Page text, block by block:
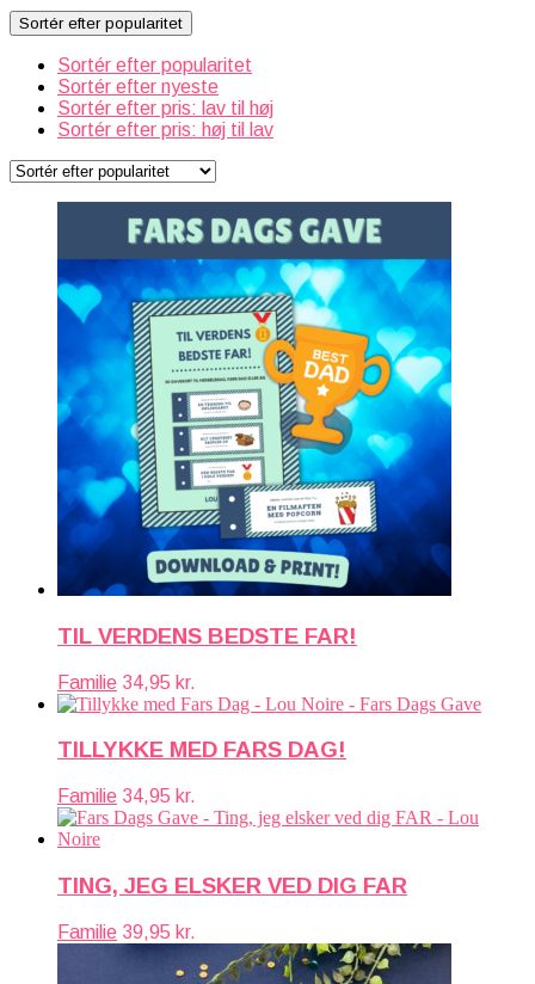
Sortér efter popularitet
Sortér efter popularitet
Sortér efter nyeste
Sortér efter pris: lav til høj
Sortér efter pris: høj til lav
TIL VERDENS BEDSTE FAR!
Familie 34,95 kr.
TILLYKKE MED FARS DAG!
Familie 34,95 kr.
TING, JEG ELSKER VED DIG FAR
Familie 39,95 kr.